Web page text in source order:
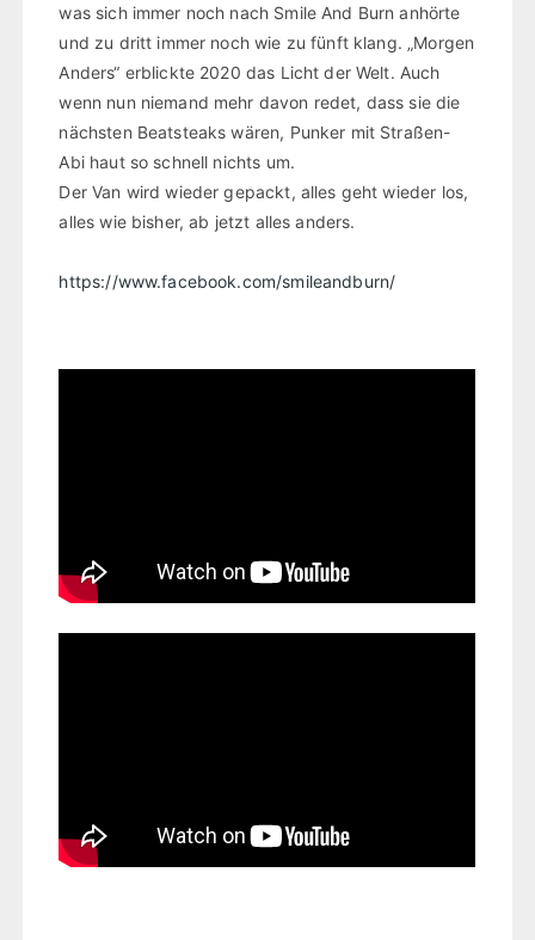
was sich immer noch nach Smile And Burn anhörte
und zu dritt immer noch wie zu fünft klang. „Morgen
Anders“ erblickte 2020 das Licht der Welt. Auch
wenn nun niemand mehr davon redet, dass sie die
nächsten Beatsteaks wären, Punker mit Straßen-
Abi haut so schnell nichts um.
Der Van wird wieder gepackt, alles geht wieder los,
alles wie bisher, ab jetzt alles anders.
https://www.facebook.com/smileandburn/